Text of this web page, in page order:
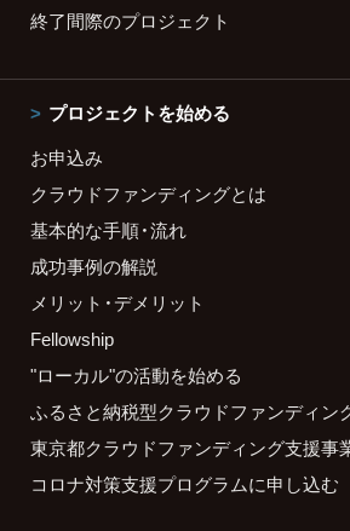
終了間際のプロジェクト
プロジェクトを始める
お申込み
クラウドファンディングとは
基本的な手順・流れ
成功事例の解説
メリット・デメリット
Fellowship
"ローカル"の活動を始める
ふるさと納税型クラウドファンディン
東京都クラウドファンディング支援事
コロナ対策支援プログラムに申し込む